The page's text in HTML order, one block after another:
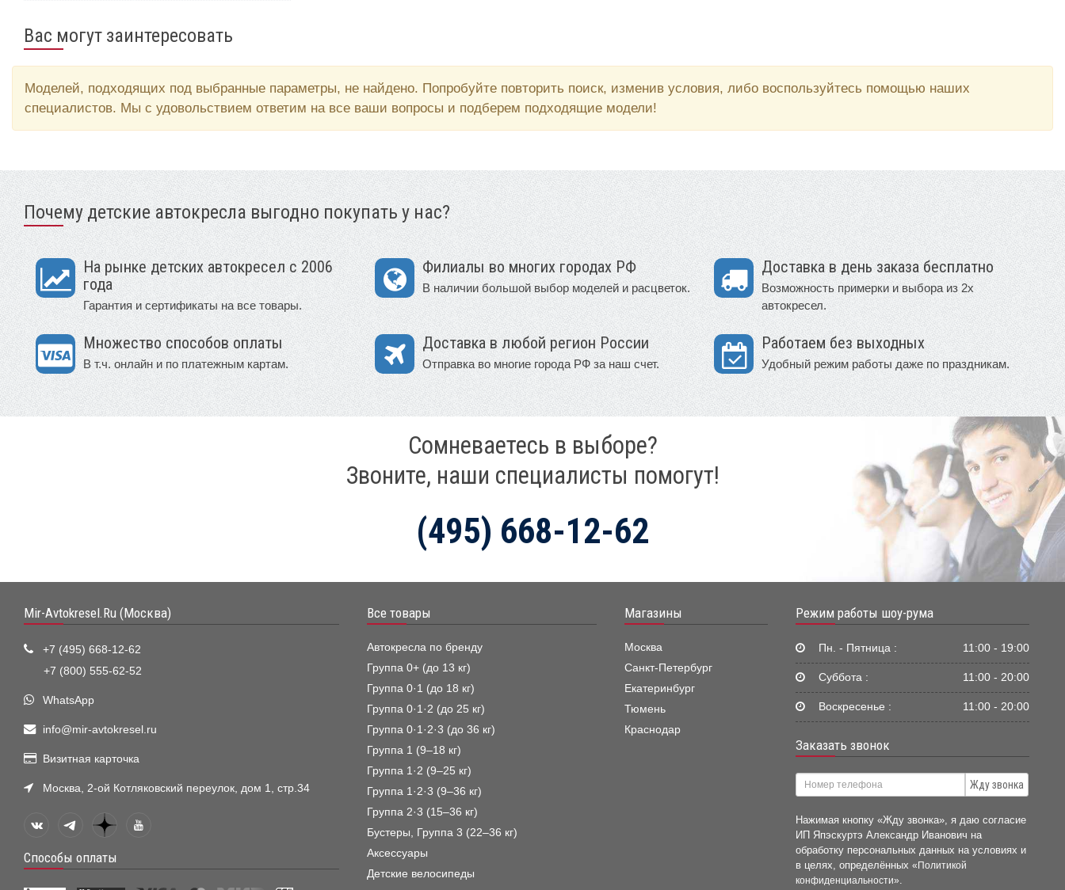
Вас могут заинтересовать
Моделей, подходящих под выбранные параметры, не найдено. Попробуйте повторить поиск, изменив условия, либо воспользуйтесь помощью наших
специалистов. Мы с удовольствием ответим на все ваши вопросы и подберем подходящие модели!
Почему детские автокресла выгодно покупать у нас?
На рынке детских автокресел с 2006
года
Гарантия и сертификаты на все товары.
Филиалы во многих городах РФ
В наличии большой выбор моделей и расцветок.
Доставка в день заказа бесплатно
Возможность примерки и выбора из 2х
автокресел.
Множество способов оплаты
В т.ч. онлайн и по платежным картам.
Доставка в любой регион России
Отправка во многие города РФ за наш счет.
Работаем без выходных
Удобный режим работы даже по праздникам.
Сомневаетесь в выборе?
Звоните, наши специалисты помогут!
(495) 668-12-62
Mir-Avtokresel.Ru (Москва)
+7 (495) 668-12-62
+7 (800) 555-62-52
WhatsApp
info@mir-avtokresel.ru
Визитная карточка
Москва, 2-ой Котляковский переулок, дом 1, стр.34
Способы оплаты
Все товары
Автокресла по бренду
Группа 0+ (до 13 кг)
Группа 0·1 (до 18 кг)
Группа 0·1·2 (до 25 кг)
Группа 0·1·2·3 (до 36 кг)
Группа 1 (9–18 кг)
Группа 1·2 (9–25 кг)
Группа 1·2·3 (9–36 кг)
Группа 2·3 (15–36 кг)
Бустеры, Группа 3 (22–36 кг)
Аксессуары
Детские велосипеды
Магазины
Москва
Санкт-Петербург
Екатеринбург
Тюмень
Краснодар
Режим работы шоу-рума
Пн. - Пятница : 11:00 - 19:00
Суббота : 11:00 - 20:00
Воскресенье : 11:00 - 20:00
Заказать звонок
Жду звонка
Нажимая кнопку «Жду звонка», я даю согласие
ИП Япэскуртэ Александр Иванович на
обработку персональных данных на условиях и
в целях, определённых«Политикой
конфиденциальности»